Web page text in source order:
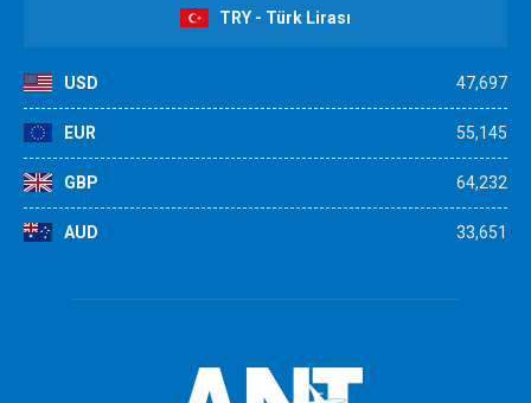
TRY - Türk Lirası
USD 47,697
EUR 55,145
GBP 64,232
AUD 33,651